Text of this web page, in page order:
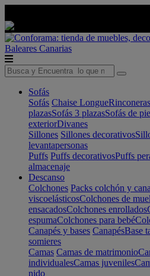
Baleares Canarias
Sofás
Sofás Chaise LongueRinconeras
plazasSofás 3 plazasSofás de
exteriorDivanes
Sillones Sillones decorativos
levantapersonas
Puffs Puffs decorativosPuffs
almacenaje
Descanso
Colchones Packs colchón y
viscoelásticosColchones de
ensacadosColchones enrollados
espumaColchones para bebé
Canapés y bases CanapésBase
somieres
Camas Camas de matrimonio
individualesCamas juveniles
nido